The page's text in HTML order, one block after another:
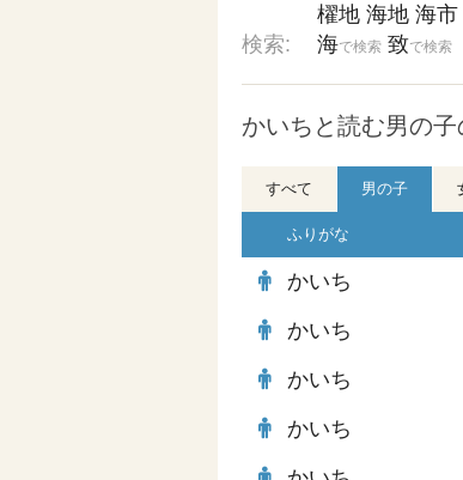
櫂地 海地 海市
検索:
海で検索 致で検索
かいちと読む男の
すべて 男の子
ふりがな
かいち
かいち
かいち
かいち